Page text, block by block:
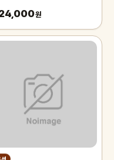
그레이 오렌지/21단/26
원